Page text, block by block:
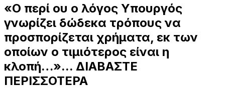
«Ο περί ου ο λόγος Υπουργός
γνωρίζει δώδεκα τρόπους να
προσπορίζεται χρήματα, εκ των
οποίων ο τιμιότερος είναι η
κλοπή…»... ΔΙΑΒΑΣΤΕ
ΠΕΡΙΣΣΟΤΕΡΑ